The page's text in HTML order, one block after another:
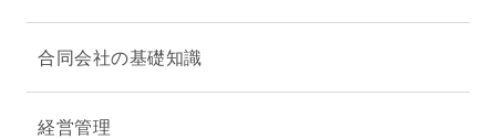
合同会社の基礎知識
経営管理